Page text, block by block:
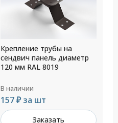
Крепление трубы на
сендвич панель диаметр
120 мм RAL 8019
В наличии
157 ₽ за шт
Заказать